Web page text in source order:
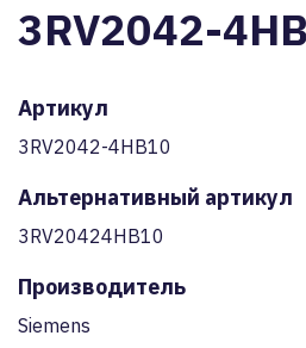
3RV2042-
Артикул
3RV2042-4HB10
Альтернативный артикул
3RV20424HB10
Производитель
Siemens